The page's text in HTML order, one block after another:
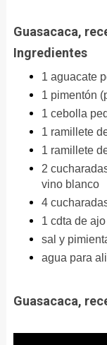
Guasacaca,
Ingredientes
1 aguacate
1 pimentón
1 cebolla
1 ramillete
1 ramillete
2
vino blanco
4
1 cdta de
sal y
agua para
Guasacaca,